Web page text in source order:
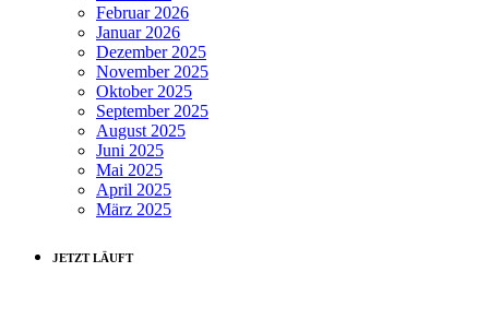
Februar 2026
Januar 2026
Dezember 2025
November 2025
Oktober 2025
September 2025
August 2025
Juni 2025
Mai 2025
April 2025
März 2025
JETZT LÄUFT